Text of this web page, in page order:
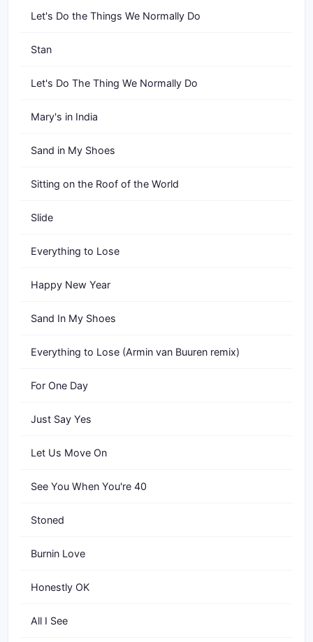
Let's Do the Things We Normally Do
Stan
Let's Do The Thing We Normally Do
Mary's in India
Sand in My Shoes
Sitting on the Roof of the World
Slide
Everything to Lose
Happy New Year
Sand In My Shoes
Everything to Lose (Armin van Buuren remix)
For One Day
Just Say Yes
Let Us Move On
See You When You're 40
Stoned
Burnin Love
Honestly OK
All I See